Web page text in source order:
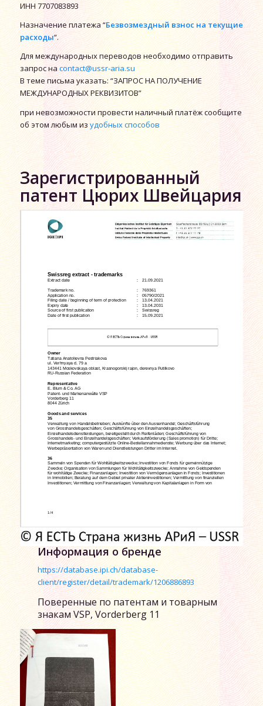
ИНН 7707083893
Назначение платежа “Безвозмездный взнос на текущие
расходы“.
Для международных переводов необходимо отправить
запрос наcontact@ussr-aria.su
В теме письма указать: “ЗАПРОС НА ПОЛУЧЕНИЕ
МЕЖДУНАРОДНЫХ РЕКВИЗИТОВ”
при невозможности провести наличный платёж сообщите
об этом любым изудобных способов
Зарегистрированный
патент Цюрих Швейцария
Информация о бренде
https://database.ipi.ch/database-
client/register/detail/trademark/1206886893
Поверенные по патентам и товарным
знакам VSP, Vorderberg 11